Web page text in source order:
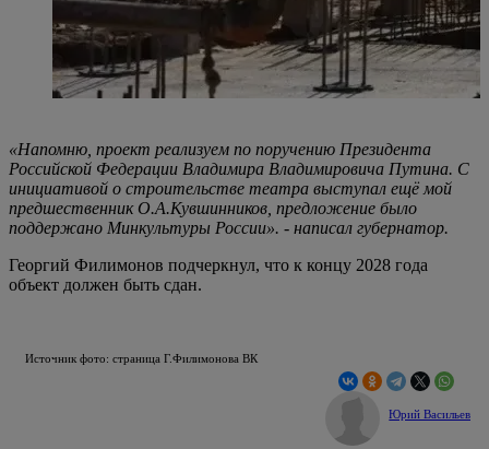
«Напомню, проект реализуем по поручению Президента
Российской Федерации Владимира Владимировича Путина. С
инициативой о строительстве театра выступал ещё мой
предшественник О.А.Кувшинников, предложение было
поддержано Минкультуры России». - написал губернатор.
Георгий Филимонов подчеркнул, что к концу 2028 года
объект должен быть сдан.
Источник фото: страница Г.Филимонова ВК
Юрий Васильев